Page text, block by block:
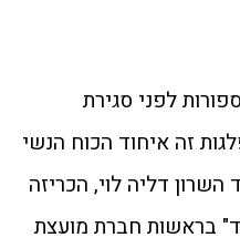
לפני סגירת
זה איחוד הכוח הנשי
השרון דליה לוי, הכריזה
בראשות חברת מועצת